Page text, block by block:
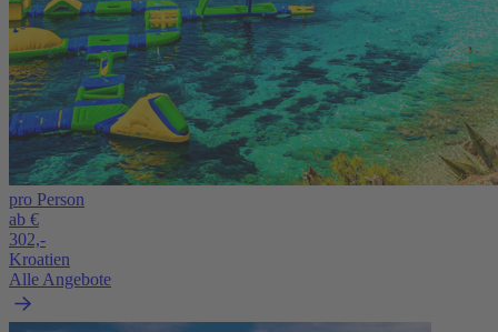
pro Person
ab €
302,-
Kroatien
Alle Angebote